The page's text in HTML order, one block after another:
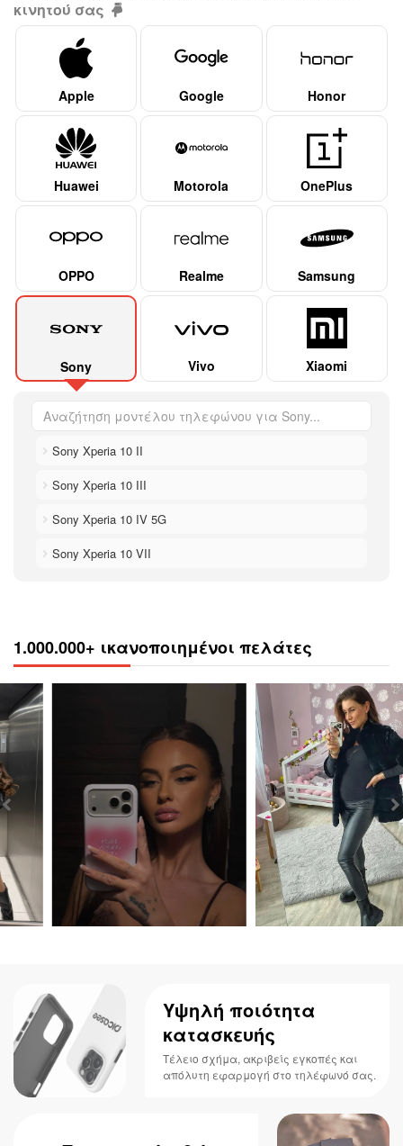
κινητού σας
Apple Google Honor
Huawei Motorola OnePlus
OPPO Realme Samsung
Sony Vivo Xiaomi
Sony Xperia 10 II
Sony Xperia 10 III
Sony Xperia 10 IV 5G
Sony Xperia 10 VII
1.000.000+ ικανοποιημένοι πελάτες
Υψηλή ποιότητα
κατασκευής
Τέλειο σχήμα, ακριβείς εγκοπές και
απόλυτη εφαρμογή στο τηλέφωνό σας.